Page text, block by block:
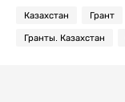
Казахстан Грант
Гранты. Казахстан